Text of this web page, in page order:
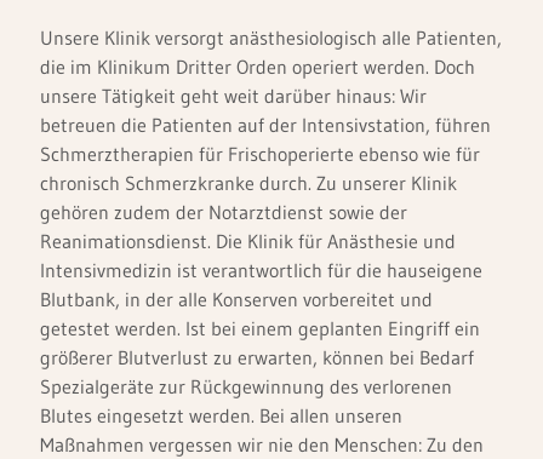
Unsere Klinik versorgt anästhesiologisch alle Patienten,
die im Klinikum Dritter Orden operiert werden. Doch
unsere Tätigkeit geht weit darüber hinaus: Wir
betreuen die Patienten auf der Intensivstation, führen
Schmerztherapien für Frischoperierte ebenso wie für
chronisch Schmerzkranke durch. Zu unserer Klinik
gehören zudem der Notarztdienst sowie der
Reanimationsdienst. Die Klinik für Anästhesie und
Intensivmedizin ist verantwortlich für die hauseigene
Blutbank, in der alle Konserven vorbereitet und
getestet werden. Ist bei einem geplanten Eingriff ein
größerer Blutverlust zu erwarten, können bei Bedarf
Spezialgeräte zur Rückgewinnung des verlorenen
Blutes eingesetzt werden. Bei allen unseren
Maßnahmen vergessen wir nie den Menschen: Zu den